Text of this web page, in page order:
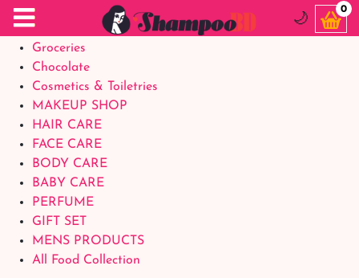
Food Supplements
Baby Foods
Groceries
Chocolate
Cosmetics & Toiletries
MAKEUP SHOP
HAIR CARE
FACE CARE
BODY CARE
BABY CARE
PERFUME
GIFT SET
MENS PRODUCTS
All Food Collection
🌙
0